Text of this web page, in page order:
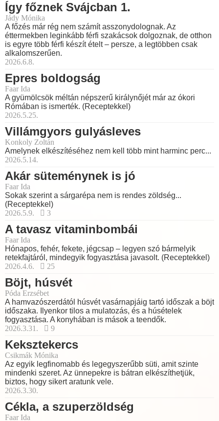
Így főznek Svájcban 1.
Jády Mónika
A főzés már rég nem számít asszonydolognak. Az
éttermekben leginkább férfi szakácsok dolgoznak, de otthon
is egyre több férfi készít ételt – persze, a legtöbben csak
alkalomszerűen.
2026.6.8.
Epres boldogság
Faar Ida
A gyümölcsök méltán népszerű királynőjét már az ókori
Rómában is ismerték. (Receptekkel)
2026.5.25.
Villámgyors gulyásleves
Konkoly Zoltán
Amelynek elkészítéséhez nem kell több mint harminc perc...
2026.5.14.
Akár süteménynek is jó
Faar Ida
Sokak szerint a sárgarépa nem is rendes zöldség...
(Receptekkel)
2026.5.9.
3
A tavasz vitaminbombái
Faar Ida
Hónapos, fehér, fekete, jégcsap – legyen szó bármelyik
retekfajtáról, mindegyik fogyasztása javasolt. (Receptekkel)
2026.4.6.
25
Böjt, húsvét
Póda Erzsébet
A hamvazószerdától húsvét vasárnapjáig tartó időszak a böjt
időszaka. Ilyenkor tilos a mulatozás, és a húsételek
fogyasztása. A konyhában is mások a teendők.
2026.3.31.
9
Keksztekercs
Csikmák Mónika
Az egyik legfinomabb és legegyszerűbb süti, amit szinte
mindenki szeret. Az ünnepekre is bátran elkészíthetjük,
biztos, hogy sikert aratunk vele.
2026.3.30.
Cékla, a szuperzöldség
Faar Ida